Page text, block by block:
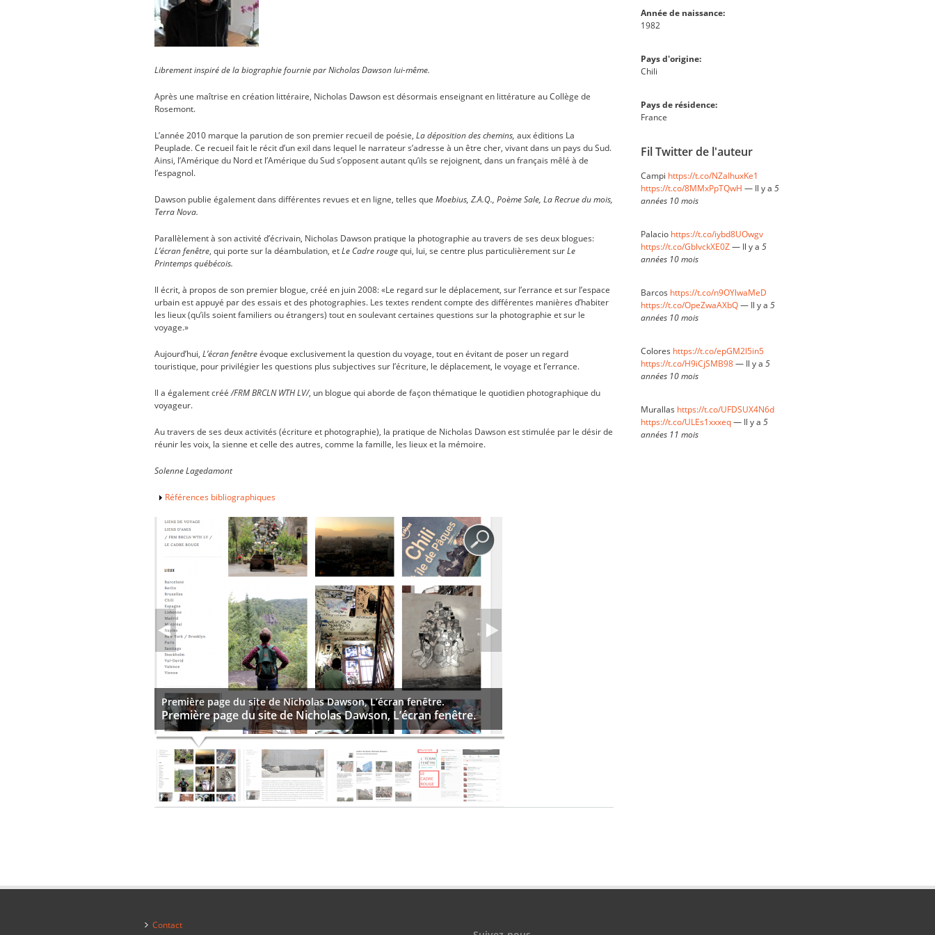
Librement inspiré de la biographie fournie par Nicholas Dawson lui-même.
Après une maîtrise en création littéraire, Nicholas Dawson est désormais enseignant en littérature au Collège de
Rosemont.
L’année 2010 marque la parution de son premier recueil de poésie, La déposition des chemins, aux éditions La
Peuplade. Ce recueil fait le récit d’un exil dans lequel le narrateur s’adresse à un être cher, vivant dans un pays du Sud.
Ainsi, l’Amérique du Nord et l’Amérique du Sud s’opposent autant qu’ils se rejoignent, dans un français mêlé à de
l’espagnol.
Dawson publie également dans différentes revues et en ligne, telles que Moebius, Z.A.Q., Poème Sale, La Recrue du mois,
Terra Nova.
Parallèlement à son activité d’écrivain, Nicholas Dawson pratique la photographie au travers de ses deux blogues:
L’écran fenêtre, qui porte sur la déambulation, etLe Cadre rougequi, lui, se centre plus particulièrement surLe
Printemps québécois.
Il écrit, à propos de son premier blogue, créé en juin 2008: «Le regard sur le déplacement, sur l’errance et sur l’espace
urbain est appuyé par des essais et des photographies. Les textes rendent compte des différentes manières d’habiter
les lieux (qu’ils soient familiers ou étrangers) tout en soulevant certaines questions sur la photographie et sur le
voyage.»
Aujourd’hui, L’écran fenêtreévoque exclusivement la question du voyage, tout en évitant de poser un regard
touristique, pour privilégier les questions plus subjectives sur l’écriture, le déplacement, le voyage et l’errance.
Il a également créé/FRM BRCLN WTH LV/, un blogue qui aborde de façon thématique le quotidien photographique du
voyageur.
Au travers de ses deux activités (écriture et photographie), la pratique de Nicholas Dawson est stimulée par le désir de
réunir les voix, la sienne et celle des autres, comme la famille, les lieux et la mémoire.
Solenne Lagedamont
Afficher
Références bibliographiques
Première page du site de Nicholas Dawson, L’écran fenêtre.
Première page du site de Nicholas Dawson, L’écran fenêtre.
Année de naissance:
1982
Pays d'origine:
Chili
Pays de résidence:
France
Fil Twitter de l'auteur
Campi https://t.co/NZaIhuxKe1
https://t.co/8MMxPpTQwH — Il y a 5
années 10 mois
Palacio https://t.co/iybd8UOwgv
https://t.co/GblvckXE0Z— Il y a 5
années 10 mois
Barcos https://t.co/n9OYlwaMeD
https://t.co/OpeZwaAXbQ— Il y a 5
années 10 mois
Colores https://t.co/epGM2l5in5
https://t.co/H9iCjSMB98— Il y a 5
années 10 mois
Murallas https://t.co/UFDSUX4N6d
https://t.co/ULEs1xxxeq— Il y a 5
années 11 mois
Contact